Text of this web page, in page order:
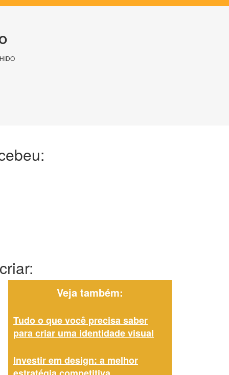
Veja também:
Tudo o que você precisa saber
para criar uma identidade visual
Investir em design: a melhor